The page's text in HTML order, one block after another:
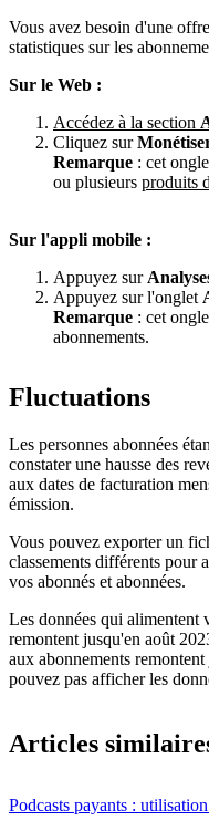
Vous avez besoin d'une
statistiques sur les
Sur le Web :
Accédez à la section
Cliquez sur
Remarque : cet
ou plusieurs produits
Sur l'appli mobile :
Appuyez sur
Appuyez sur l'onglet
Remarque : cet
abonnements.
Fluctuations
Les personnes abonnées
constater une hausse des
aux dates de facturation
émission.
Vous pouvez exporter un
classements différents pour
vos abonnés et abonnées.
Les données qui alimentent
remontent jusqu'en août
aux abonnements
pouvez pas afficher les
Articles
Podcasts payants :